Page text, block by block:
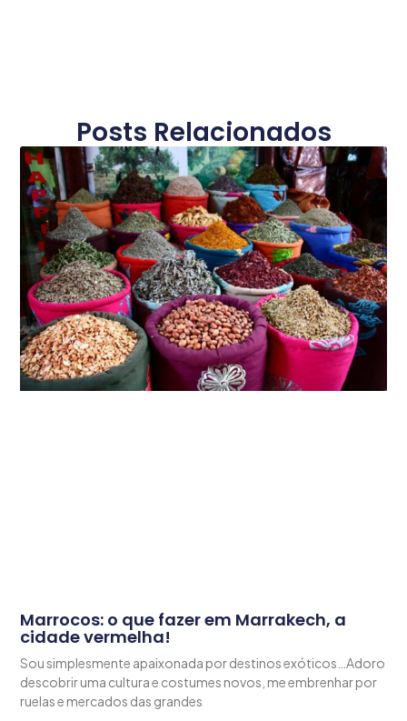
Posts Relacionados
Marrocos: o que fazer em Marrakech, a
cidade vermelha!
Sou simplesmente apaixonada por destinos exóticos…Adoro
descobrir uma cultura e costumes novos, me embrenhar por
ruelas e mercados das grandes